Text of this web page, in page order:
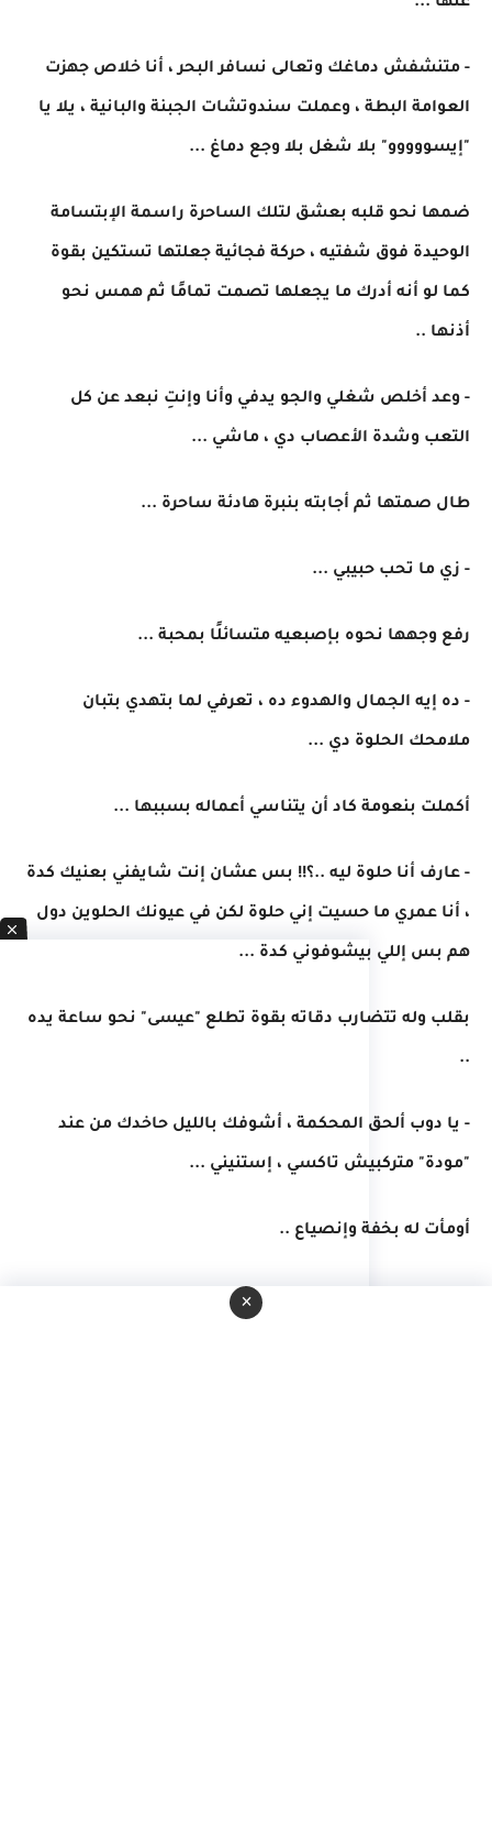
- متنشفش دماغك وتعالى نسافر البحر ، أنا خلاص جهزت
العوامة البطة ، وعملت سندوتشات الجبنة والبانية ، يلا يا
"إيسووووو" بلا شغل بلا وجع دماغ ...
ضمها نحو قلبه بعشق لتلك الساحرة راسمة الإبتسامة
الوحيدة فوق شفتيه ، حركة فجائية جعلتها تستكين بقوة
كما لو أنه أدرك ما يجعلها تصمت تمامًا ثم همس نحو
أذنها ..
- وعد أخلص شغلي والجو يدفي وأنا وإنتِ نبعد عن كل
التعب وشدة الأعصاب دي ، ماشي ...
طال صمتها ثم أجابته بنبرة هادئة ساحرة ...
- زي ما تحب حبيبي ...
رفع وجهها نحوه بإصبعيه متسائلًا بمحبة ...
- ده إيه الجمال والهدوء ده ، تعرفي لما بتهدي بتبان
ملامحك الحلوة دي ...
أكملت بنعومة كاد أن يتناسي أعماله بسببها ...
- عارف أنا حلوة ليه ..؟!! بس عشان إنت شايفني بعنيك كدة
، أنا عمري ما حسيت إني حلوة لكن في عيونك الحلوين دول
هم بس إللي بيشوفوني كدة ...
بقلب وله تتضارب دقاته بقوة تطلع "عيسى" نحو ساعة يده
..
- يا دوب ألحق المحكمة ، أشوفك بالليل حاخدك من عند
"مودة" متركبيش تاكسي ، إستنيني ...
أومأت له بخفة وإنصياع ..
×